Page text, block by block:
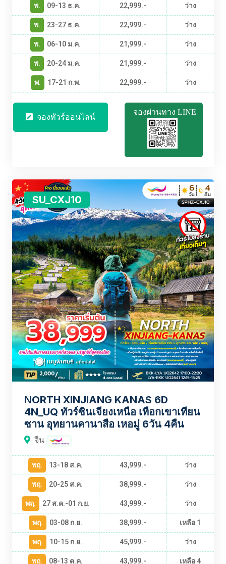
พ.
09-13 ธ.ค. 22,999.-
ว่าง
พ.
23-27 ธ.ค. 22,999.-
ว่าง
พ.
06-10 ม.ค. 21,999.-
ว่าง
พ.
20-24 ม.ค. 21,999.-
ว่าง
พ.
17-21 ก.พ. 22,999.- ว่าง
จองทัวร์ออนไลน์ จองผ่านทาง LINE
SU_CXJ10
NORTH XINJIANG KANAS 6D
4N_UQ ทัวร์ซินเจียงเหนือ เทือกเขาเทียน
ซาน อุทยานคานาสือ เหอมู่ 6วัน 4คืน
จีน
พฤ. 13-18 ส.ค. 43,999.-
ว่าง
พฤ.
20-25 ส.ค. 38,999.-
ว่าง
พฤ.
27 ส.ค.-01 ก.ย. 43,999.-
ว่าง
พฤ.
03-08 ก.ย. 38,999.-
เหลือ 1
พฤ.
10-15 ก.ย. 45,999.-
ว่าง
พฤ.
08-13 ต.ค. 43,999.- เหลือ 4